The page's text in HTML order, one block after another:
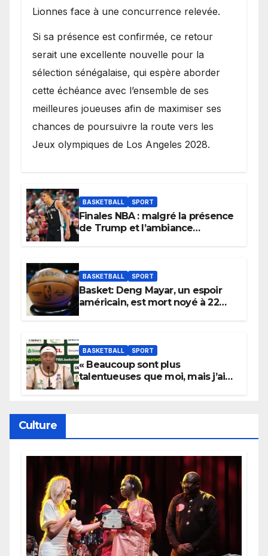
Lionnes face à une concurrence relevée.
Si sa présence est confirmée, ce retour
serait une excellente nouvelle pour la
sélection sénégalaise, qui espère aborder
cette échéance avec l’ensemble de ses
meilleures joueuses afin de maximiser ses
chances de poursuivre la route vers les
Jeux olympiques de Los Angeles 2028.
BASKETBALL SPORT
Finales NBA : malgré la présence
de Trump et l’ambiance
BASKETBALL SPORT
Basket: Deng Mayar, un espoir
américain, est mort noyé à 22
BASKETBALL SPORT
« Beaucoup sont plus
talentueuses que moi, mais j’ai
Culture